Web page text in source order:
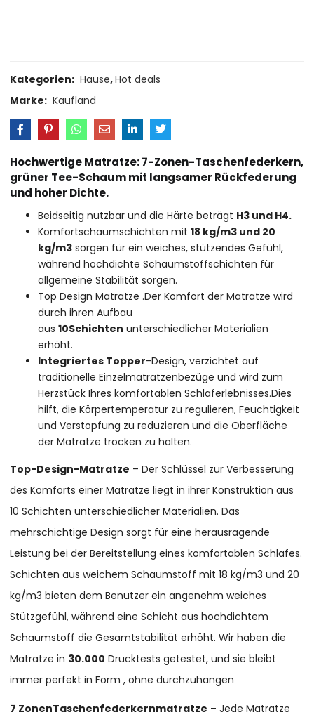
Kategorien: Hause,Hot deals
Marke: Kaufland
Hochwertige Matratze: 7-Zonen-Taschenfederkern,
grüner Tee-Schaum mit langsamer Rückfederung
und hoher Dichte.
Beidseitig nutzbar und die Härte beträgt H3 und H4.
Komfortschaumschichten mit18 kg/m3 und 20
kg/m3 sorgen für ein weiches, stützendes Gefühl,
während hochdichte Schaumstoffschichten für
allgemeine Stabilität sorgen.
Top Design Matratze .Der Komfort der Matratze wird
durch ihren Aufbau
aus10Schichten unterschiedlicher Materialien
erhöht.
Integriertes Topper-Design, verzichtet auf
traditionelle Einzelmatratzenbezüge und wird zum
Herzstück Ihres komfortablen Schlaferlebnisses.Dies
hilft, die Körpertemperatur zu regulieren, Feuchtigkeit
und Verstopfung zu reduzieren und die Oberfläche
der Matratze trocken zu halten.
Top-Design-Matratze – Der Schlüssel zur Verbesserung
des Komforts einer Matratze liegt in ihrer Konstruktion aus
10 Schichten unterschiedlicher Materialien. Das
mehrschichtige Design sorgt für eine herausragende
Leistung bei der Bereitstellung eines komfortablen Schlafes.
Schichten aus weichem Schaumstoff mit 18 kg/m3 und 20
kg/m3 bieten dem Benutzer ein angenehm weiches
Stützgefühl, während eine Schicht aus hochdichtem
Schaumstoff die Gesamtstabilität erhöht. Wir haben die
Matratze in 30.000 Drucktests getestet, und sie bleibt
immer perfekt in Form , ohne durchzuhängen
7 ZonenTaschenfederkernmatratze – Jede Matratze